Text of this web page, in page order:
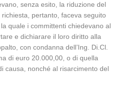
senza esito, la riduzione del
pertanto, faceva seguito
quale i committenti chiedevano al
e dichiarare il loro diritto alla
con condanna dell’Ing. Di.Cl.
di euro 20.000,00, o di quella
causa, nonché al risarcimento del